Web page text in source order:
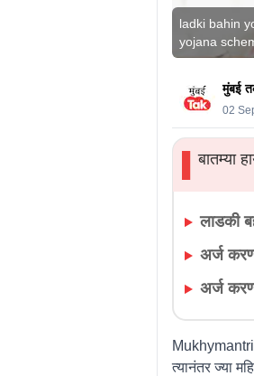
ladki bahin
yojana
मुंबई
02
▌बातम्या
लाडकी
अर्ज
अर्ज
Mukhymantri
त्यानंतर ज्या